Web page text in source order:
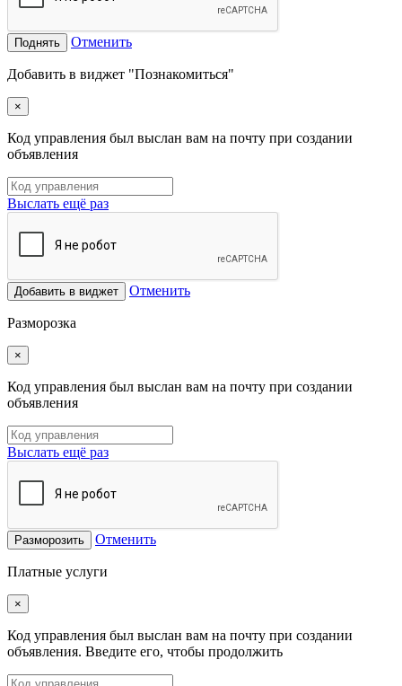
Поднять Отменить
Добавить в виджет "Познакомиться"
×
Код управления был выслан вам на почту при создании
объявления
Выслать ещё раз
Добавить в виджет Отменить
Разморозка
×
Код управления был выслан вам на почту при создании
объявления
Выслать ещё раз
Разморозить Отменить
Платные услуги
×
Код управления был выслан вам на почту при создании
объявления. Введите его, чтобы продолжить